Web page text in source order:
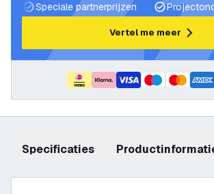
Speciale partnerprijzen
Vertel me meer
Specificaties